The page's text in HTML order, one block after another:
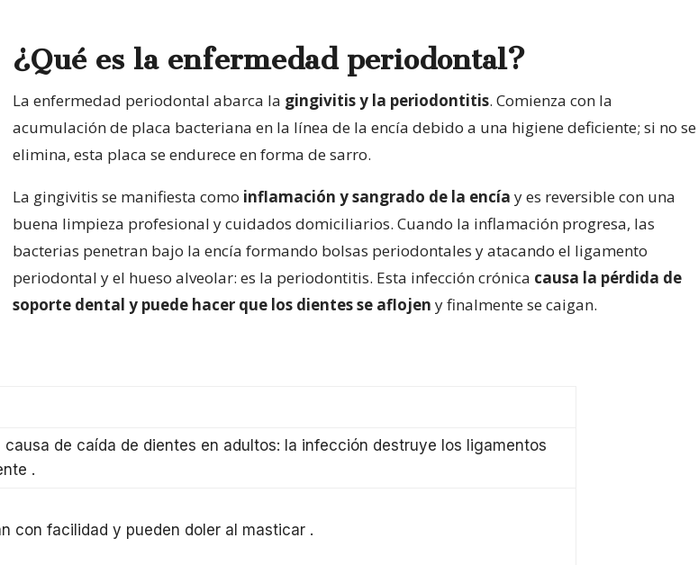
¿Qué es la enfermedad periodontal?
La enfermedad periodontal abarca la gingivitis y la periodontitis. Comienza con la
acumulación de placa bacteriana en la línea de la encía debido a una higiene deficiente; si no se
elimina, esta placa se endurece en forma de sarro.
La gingivitis se manifiesta como inflamación y sangrado de la encía y es reversible con una
buena limpieza profesional y cuidados domiciliarios. Cuando la inflamación progresa, las
bacterias penetran bajo la encía formando bolsas periodontales y atacando el ligamento
periodontal y el hueso alveolar: es la periodontitis. Esta infección crónica causa la pérdida de
soporte dental y puede hacer que los dientes se aflojen y finalmente se caigan.
de caída de dientes en adultos: la infección destruye los ligamentos
.
con facilidad y pueden doler al masticar .